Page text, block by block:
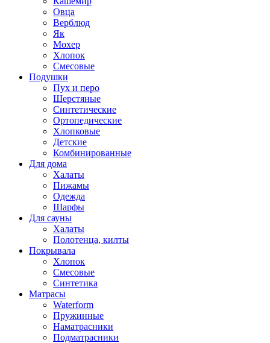
Овца
Верблюд
Як
Мохер
Хлопок
Смесовые
Подушки
Пух и перо
Шерстяные
Синтетические
Ортопедические
Хлопковые
Детские
Комбинированные
Для дома
Халаты
Пижамы
Одежда
Шарфы
Для сауны
Халаты
Полотенца, килты
Покрывала
Хлопок
Смесовые
Синтетика
Матрасы
Waterform
Пружинные
Наматрасники
Подматрасники